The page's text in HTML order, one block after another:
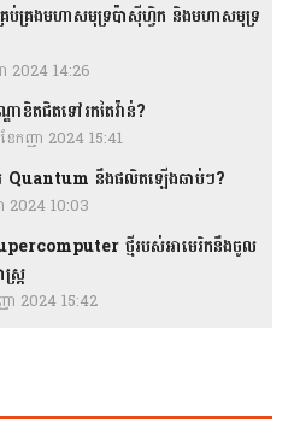
រប់គ្រងមហាសមុទ្រប៉ាស៊ីហ្វិក និងមហាសមុទ្រ
ា 2024 14:26
ាខិតជិតទៅរកតៃវ៉ាន់?
កញ្ញា 2024 15:41
រ Quantum នឹងផលិតឡើងឆាប់ៗ?
2024 10:03
ថ្មីរបស់អាមេរិកនឹងចូល
រ្ត
ញា 2024 15:42